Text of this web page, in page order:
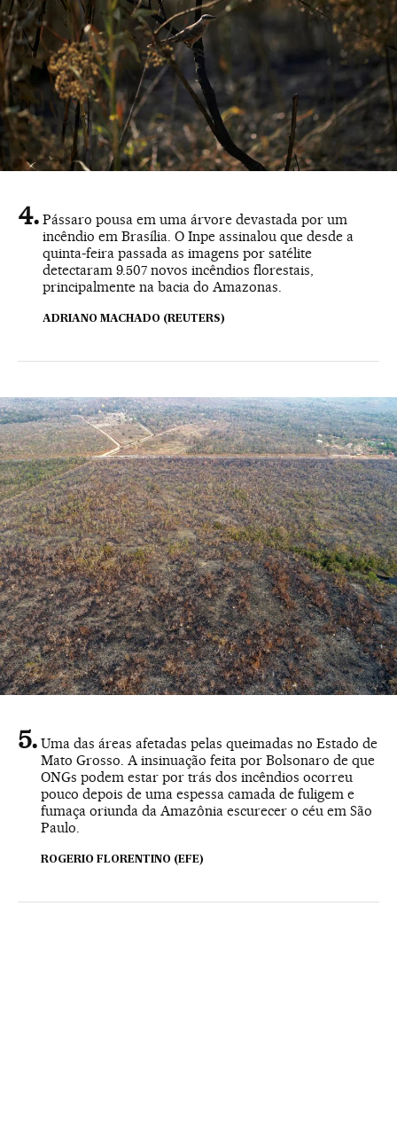
Pássaro pousa em uma árvore devastada por um
incêndio em Brasília. O Inpe assinalou que desde a
quinta-feira passada as imagens por satélite
detectaram 9.507 novos incêndios florestais,
principalmente na bacia do Amazonas.
ADRIANO MACHADO (REUTERS)
Uma das áreas afetadas pelas queimadas no Estado de
Mato Grosso. A insinuação feita por Bolsonaro de que
ONGs podem estar por trás dos incêndios ocorreu
pouco depois de uma espessa camada de fuligem e
fumaça oriunda da Amazônia escurecer o céu em São
Paulo.
ROGERIO FLORENTINO (EFE)